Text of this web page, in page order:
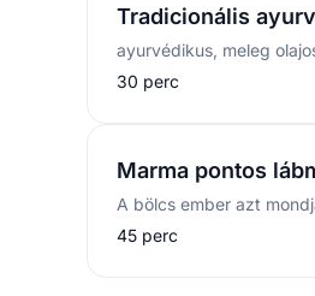
Tradicionális
30 perc
Marma pontos
45 perc